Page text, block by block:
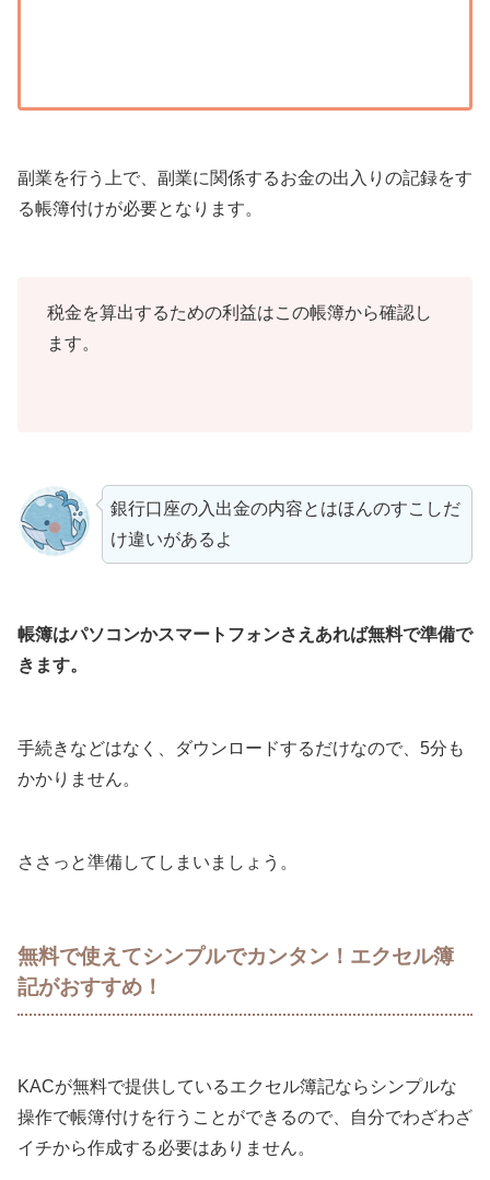
副業を行う上で、副業に関係するお金の出入りの記録をす
る帳簿付けが必要となります。
税金を算出するための利益はこの帳簿から確認し
ます。
銀行口座の入出金の内容とはほんのすこしだ
け違いがあるよ
帳簿はパソコンかスマートフォンさえあれば無料で準備で
きます。
手続きなどはなく、ダウンロードするだけなので、5分も
かかりません。
ささっと準備してしまいましょう。
無料で使えてシンプルでカンタン！エクセル簿
記がおすすめ！
KACが無料で提供しているエクセル簿記ならシンプルな
操作で帳簿付けを行うことができるので、自分でわざわざ
イチから作成する必要はありません。